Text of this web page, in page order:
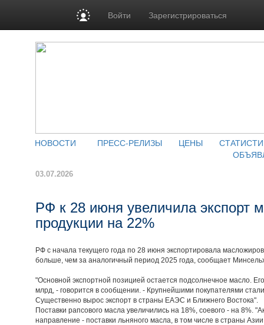
Войти Зарегистрироваться
НОВОСТИ ПРЕСС-РЕЛИЗЫ ЦЕНЫ
03.07.2026
РФ к 28 июня увеличила экспорт
продукции на 22%
РФ с начала текущего года по 28 июня экспортировала
больше, чем за аналогичный период 2025 года, сообщает
"Основной экспортной позицией остается подсолнечное масло.
млрд, - говорится в сообщении. - Крупнейшими покупателями
Существенно вырос экспорт в страны ЕАЭС и Ближнего Востока".
Поставки рапсового масла увеличились на 18%, соевого - на 8%.
направление - поставки льняного масла, в том числе в страны